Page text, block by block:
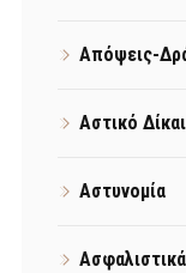
Απόψεις-
Αστικό
Αστυνομία